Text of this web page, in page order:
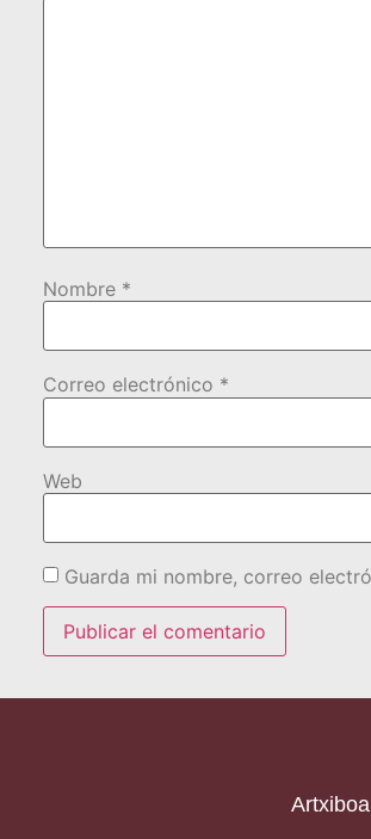
Nombre *
Correo electrónico *
Web
Guarda mi nombre, correo
Artxiboa